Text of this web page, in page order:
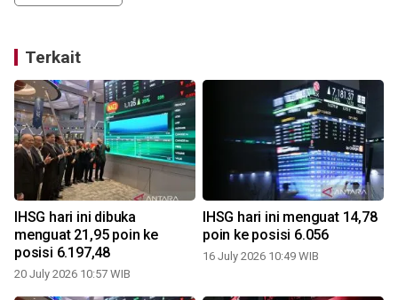
Terkait
IHSG hari ini dibuka
menguat 21,95 poin ke
posisi 6.197,48
20 July 2026 10:57 WIB
IHSG hari ini menguat 14,78
poin ke posisi 6.056
16 July 2026 10:49 WIB